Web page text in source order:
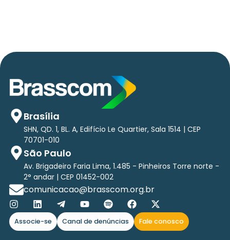
Brasília
SHN, QD. 1, BL. A, Edifício Le Quartier, Sala 1514 | CEP
70701-010
São Paulo
Av. Brigadeiro Faria Lima, 1.485 - Pinheiros Torre norte -
2° andar | CEP 01452-002
comunicacao@brasscom.org.br
Associe-se Canal de denúncias Fale conosco